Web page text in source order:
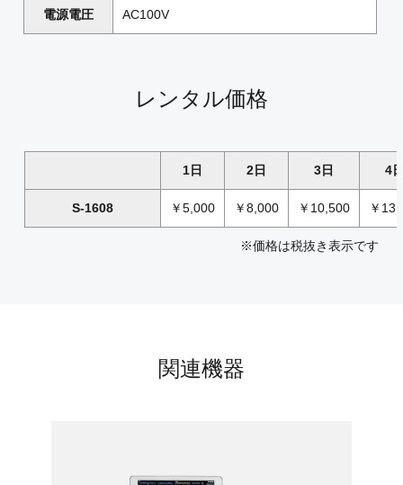
電源電圧 AC100V
レンタル価格
1日 2日 3日 4
S-1608 ￥5,000 ￥8,000 ￥10,500 ￥
※価格は税抜き表示です
関連機器